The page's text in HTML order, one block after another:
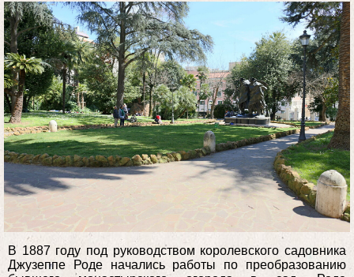
В 1887 году под руководством королевского садовника
Джузеппе Роде начались работы по преобразованию